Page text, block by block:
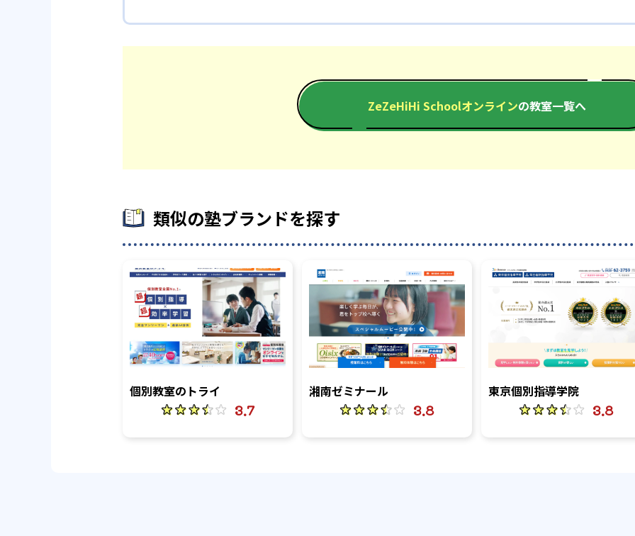
ZeZeHiHi Schoolオンラインの教室一覧へ
類似の塾ブランドを探す
個別教室のトライ
3.7
湘南ゼミナール
3.8
東京個別指導学院
3.8